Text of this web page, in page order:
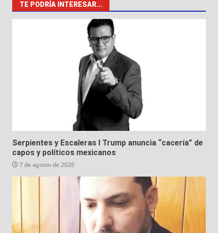
TE PODRÍA INTERESAR...
Serpientes y Escaleras I Trump anuncia “cacería” de
capos y políticos mexicanos
7 de agosto de 2026